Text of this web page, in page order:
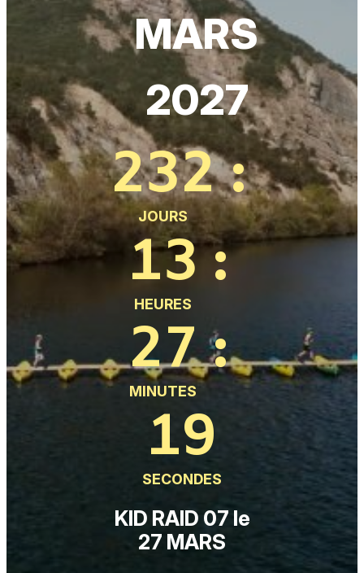
MARS
2027
232
JOURS
:
13
HEURES
:
27
MINUTES
:
17
SECONDES
KID RAID 07 le
27 MARS